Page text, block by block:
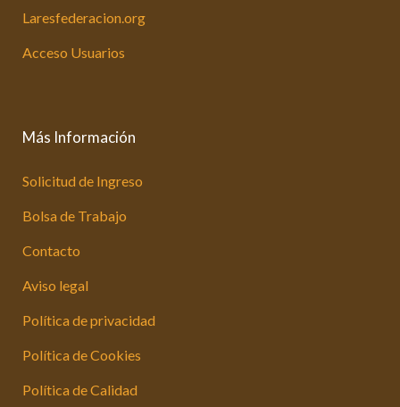
Laresfederacion.org
Acceso Usuarios
Más Información
Solicitud de Ingreso
Bolsa de Trabajo
Contacto
Aviso legal
Política de privacidad
Política de Cookies
Política de Calidad